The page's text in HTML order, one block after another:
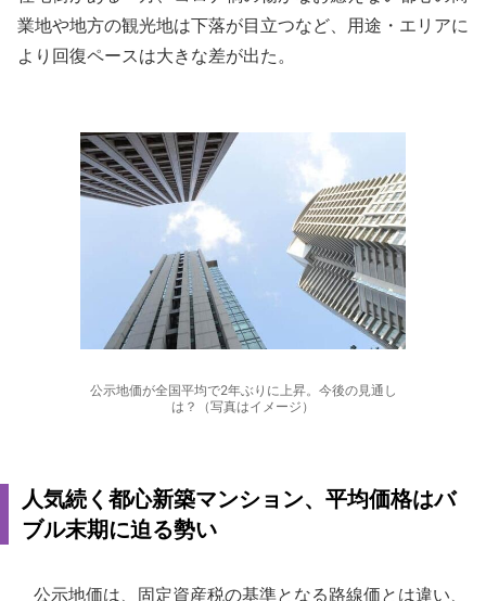
業地や地方の観光地は下落が目立つなど、用途・エリアに
より回復ペースは大きな差が出た。
公示地価が全国平均で2年ぶりに上昇。今後の見通し
は？（写真はイメージ）
人気続く都心新築マンション、平均価格はバ
ブル末期に迫る勢い
公示地価は、固定資産税の基準となる路線価とは違い、